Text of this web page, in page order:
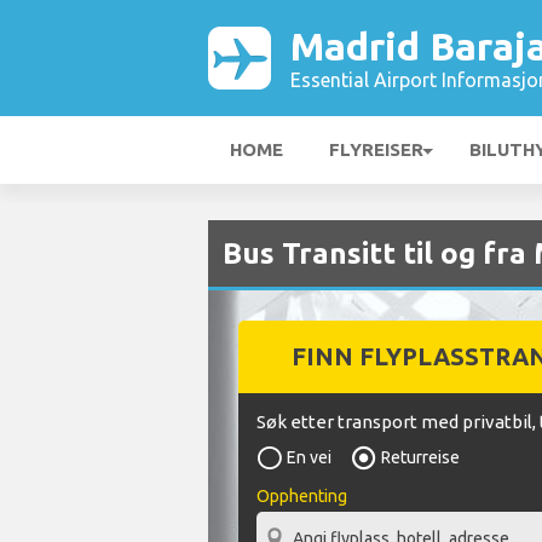
Madrid
Essential Airport
HOME FLYREISER
Bus Transitt til og fra
FINN
Søk etter transport med privatbil,
En vei
Returreise
Opphenting